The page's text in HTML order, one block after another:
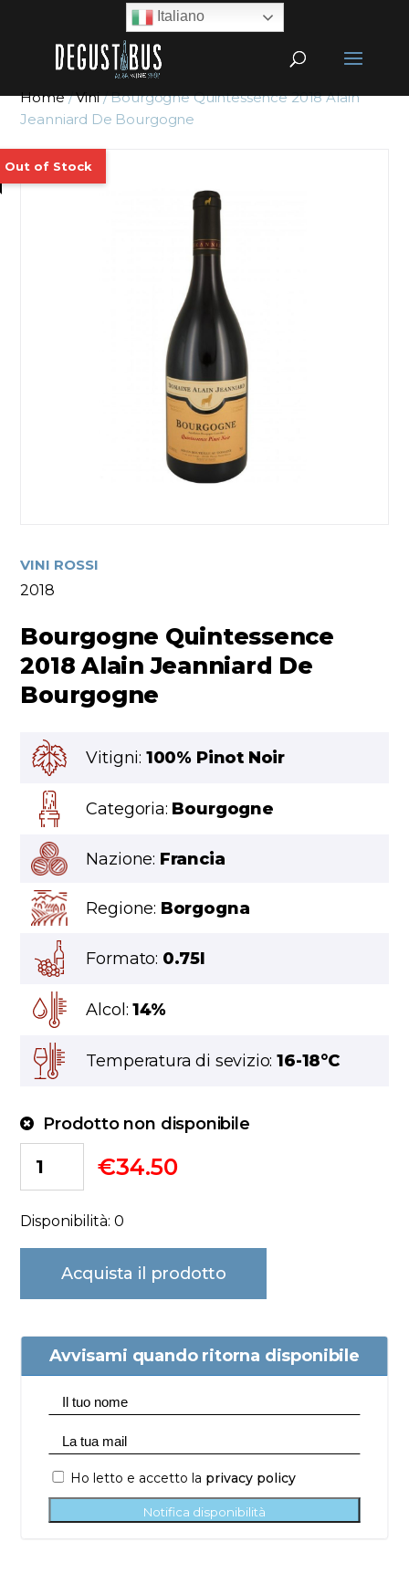
Home/Vini/ Bourgogne Quintessence 2018 Alain
Jeanniard De Bourgogne
VINI ROSSI
2018
Bourgogne Quintessence
2018 Alain Jeanniard De
Bourgogne
Vitigni: 100% Pinot Noir
Categoria: Bourgogne
Nazione: Francia
Regione: Borgogna
Formato: 0.75l
Alcol:14%
Temperatura di sevizio:16-18°C
Prodotto non disponibile
€34.50
Disponibilità: 0
Acquista il prodotto
Avvisami quando ritorna disponibile
Ho letto e accetto la privacy policy
Notifica disponibilità
Italiano